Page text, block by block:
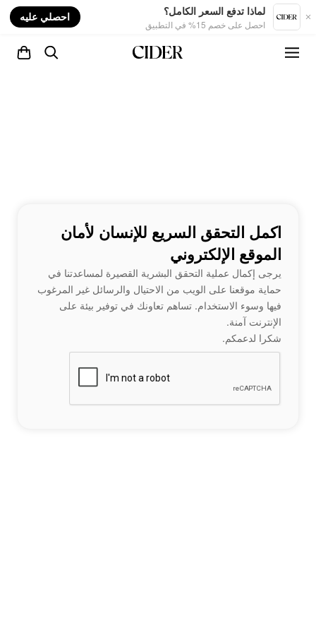
لماذا تدفع السعر الكامل؟
احصل على خصم 15% في التطبيق
احصلي عليه
اكمل التحقق السريع للإنسان لأمان
الموقع الإلكتروني
يرجى إكمال عملية التحقق البشرية القصيرة لمساعدتنا في
حماية موقعنا على الويب من الاحتيال والرسائل غير المرغوب
فيها وسوء الاستخدام. تساهم تعاونك في توفير بيئة على
الإنترنت آمنة.
شكرا لدعمكم.